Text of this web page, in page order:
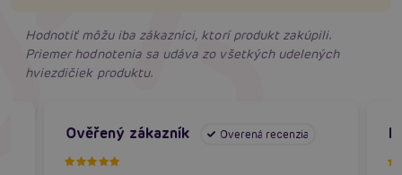
Hodnotiť môžu iba zákazníci, ktorí produkt zakúpili.
Priemer hodnotenia sa udáva zo všetkých udelených
hviezdičiek produktu.
Ověřený zákazník Overená recenzia